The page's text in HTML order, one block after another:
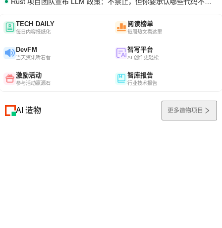
TECH DAILY
每日内容报纸化
阅读榜单
每周热文看这里
DevFM
当天资讯听着看
智写平台
AI 创作更轻松
激励活动
参与活动赢源石
智库报告
行业技术报告
AI 造物 更多造物项目